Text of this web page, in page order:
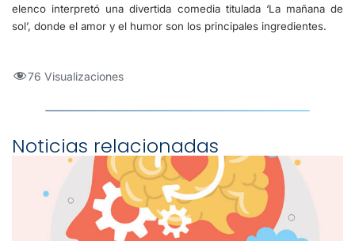
elenco interpretó una divertida comedia titulada ‘La mañana de
sol’, donde el amor y el humor son los principales ingredientes.
76 Visualizaciones
Noticias relacionadas